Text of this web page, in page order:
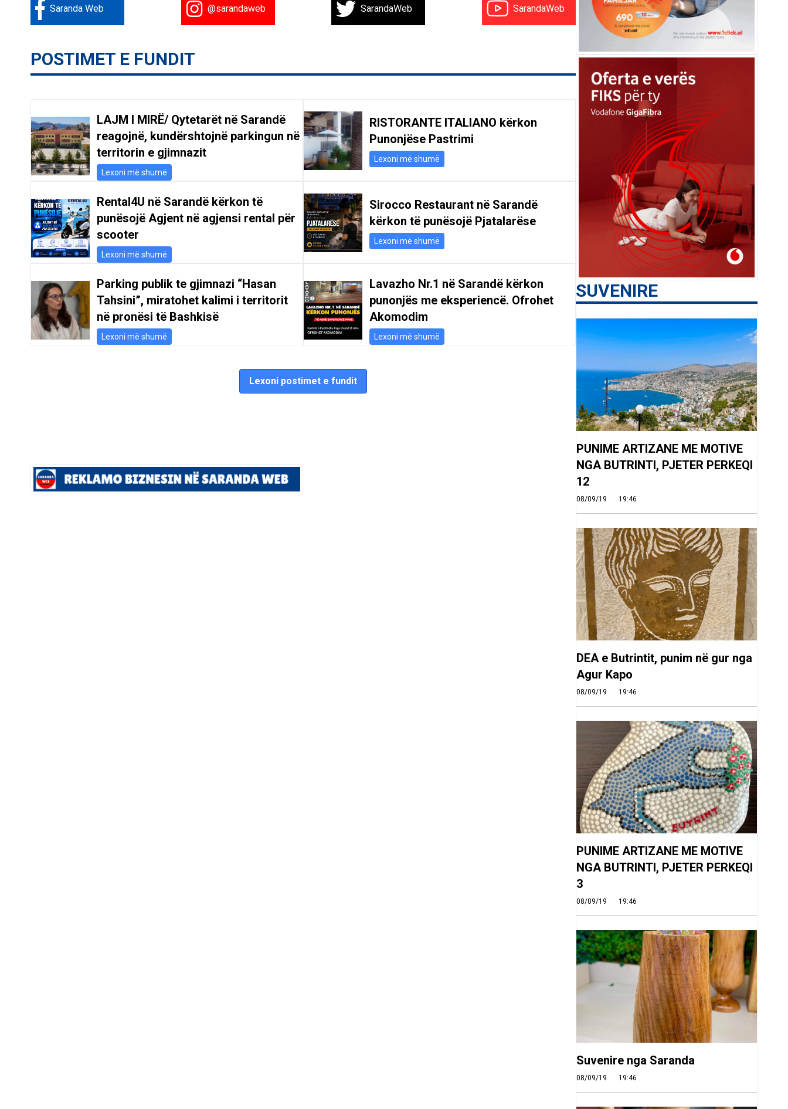
Saranda Web @sarandaweb SarandaWeb SarandaWeb
POSTIMET E FUNDIT
LAJM I MIRË/ Qytetarët në Sarandë
reagojnë, kundërshtojnë parkingun në
territorin e gjimnazit
Lexoni më shumë
RISTORANTE ITALIANO kërkon
Punonjëse Pastrimi
Lexoni më shumë
Rental4U në Sarandë kërkon të
punësojë Agjent në agjensi rental për
scooter
Lexoni më shumë
Sirocco Restaurant në Sarandë
kërkon të punësojë Pjatalarëse
Lexoni më shumë
Parking publik te gjimnazi “Hasan
Tahsini”, miratohet kalimi i territorit
në pronësi të Bashkisë
Lexoni më shumë
Lavazho Nr.1 në Sarandë kërkon
punonjës me eksperiencë. Ofrohet
Akomodim
Lexoni më shumë
Lexoni postimet e fundit
SUVENIRE
PUNIME ARTIZANE ME MOTIVE
NGA BUTRINTI, PJETER PERKEQI
12
08/09/19 19:46
DEA e Butrintit, punim në gur nga
Agur Kapo
08/09/19 19:46
PUNIME ARTIZANE ME MOTIVE
NGA BUTRINTI, PJETER PERKEQI
3
08/09/19 19:46
Suvenire nga Saranda
08/09/19 19:46